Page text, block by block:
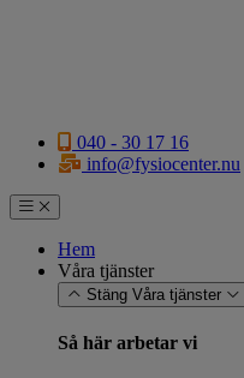
040 - 30 17 16
info@fysiocenter.nu
Hem
Våra tjänster
Stäng Våra tjänster
Så här arbetar vi